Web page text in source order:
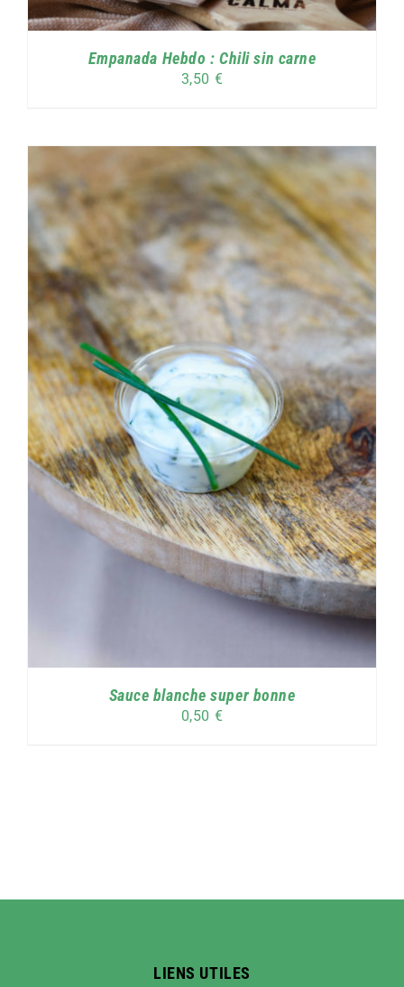
Empanada Hebdo : Chili sin carne
3,50 €
Sauce blanche super bonne
0,50 €
LIENS UTILES